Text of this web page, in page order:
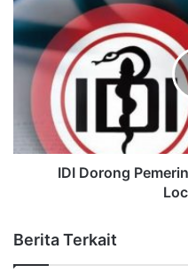
IDI Dorong
Berita Terkait